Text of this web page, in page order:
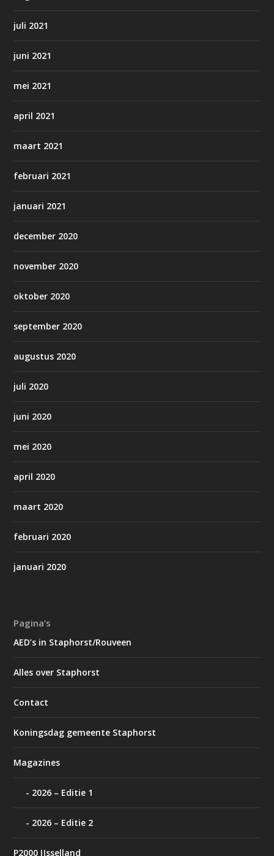
juli 2021
juni 2021
mei 2021
april 2021
maart 2021
februari 2021
januari 2021
december 2020
november 2020
oktober 2020
september 2020
augustus 2020
juli 2020
juni 2020
mei 2020
april 2020
maart 2020
februari 2020
januari 2020
Pagina’s
AED’s in Staphorst/Rouveen
Alles over Staphorst
Contact
Koningsdag gemeente Staphorst
Magazines
2026 – Editie 1
2026 – Editie 2
P2000 IJsselland